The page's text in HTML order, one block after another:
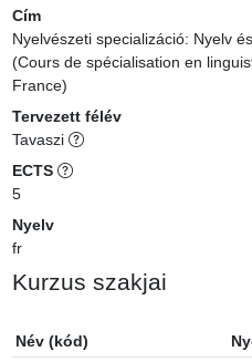
Cím
Nyelvészeti specializáció: Nyelv
(Cours de spécialisation en
France)
Tervezett félév
Tavaszi
ECTS
5
Nyelv
fr
Kurzus szakjai
Név (kód)